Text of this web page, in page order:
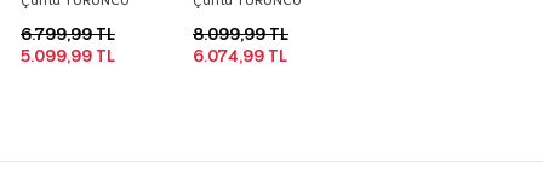
5.099,99 TL
6.799,99 TL
6.074,99 TL
8.099,99 TL